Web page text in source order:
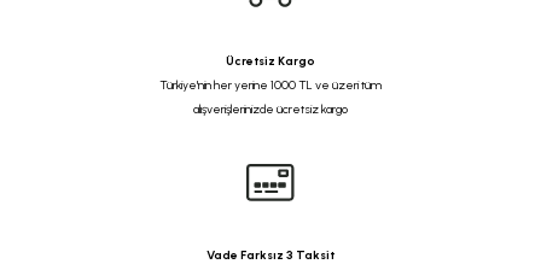
Ücretsiz Kargo
Türkiye'nin her yerine 1000 TL ve üzeri tüm
alışverişlerinizde ücretsiz kargo
Vade Farksız 3 Taksit